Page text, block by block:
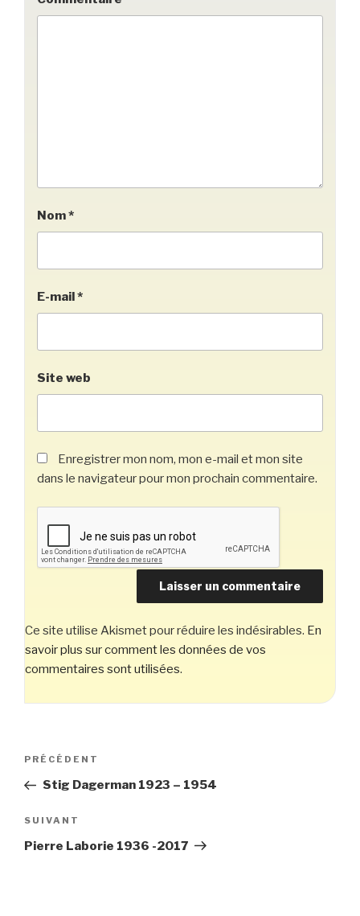
Nom*
E-mail*
Site web
Enregistrer mon nom, mon e-mail et mon site
dans le navigateur pour mon prochain commentaire.
Ce site utilise Akismet pour réduire les indésirables. En
savoir plus sur comment les données de vos
commentaires sont utilisées.
Navigation
l’article
Article
précédent
PRÉCÉDENT
Stig Dagerman 1923 – 1954
Article
suivant
SUIVANT
Pierre Laborie 1936 -2017